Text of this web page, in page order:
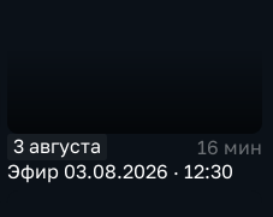
3 августа
16 мин
Эфир 03.08.2026 · 12:30